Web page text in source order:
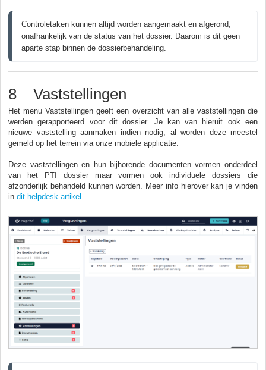
Controletaken kunnen altijd worden aangemaakt en afgerond,
onafhankelijk van de status van het dossier. Daarom is dit geen
aparte stap binnen de dossierbehandeling.
8 Vaststellingen
Het menu Vaststellingen geeft een overzicht van alle vaststellingen die
werden gerapporteerd voor dit dossier. Je kan van hieruit ook een
nieuwe vaststelling aanmaken indien nodig, al worden deze meestel
gemeld op het terrein via onze mobiele applicatie.
Deze vaststellingen en hun bijhorende documenten vormen onderdeel
van het PTI dossier maar vormen ook individuele dossiers die
afzonderlijk behandeld kunnen worden. Meer info hierover kan je vinden
in dit helpdesk artikel